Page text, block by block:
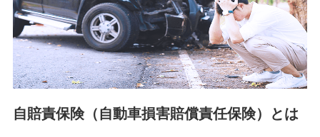
〒103-0013 東京都中央区日本橋人形町2-14-10 アーバン
ネット日本橋ビル 3F
株式会社ドコモ・インシュアランス
個人情報の第三者提供について
除き、第三者に提供いたしません。
自賠責保険（自動車損害賠償責任保険）とは